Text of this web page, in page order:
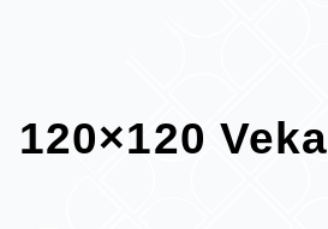
120×120 Veka